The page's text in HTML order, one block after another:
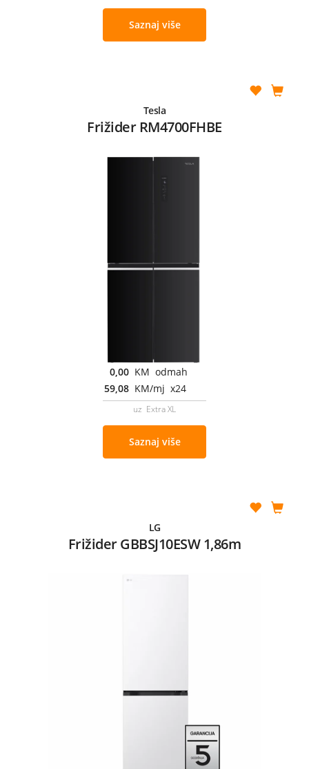
Saznaj više
Tesla
Frižider RM4700FHBE
0,00 KM odmah
59,08 KM/mj x24
uz Extra XL
Saznaj više
LG
Frižider GBBSJ10ESW 1,86m